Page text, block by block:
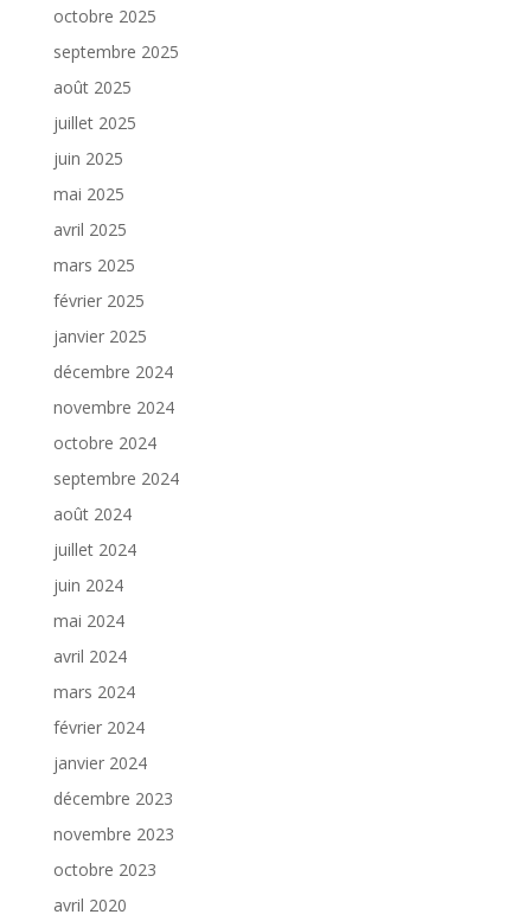
octobre 2025
septembre 2025
août 2025
juillet 2025
juin 2025
mai 2025
avril 2025
mars 2025
février 2025
janvier 2025
décembre 2024
novembre 2024
octobre 2024
septembre 2024
août 2024
juillet 2024
juin 2024
mai 2024
avril 2024
mars 2024
février 2024
janvier 2024
décembre 2023
novembre 2023
octobre 2023
avril 2020